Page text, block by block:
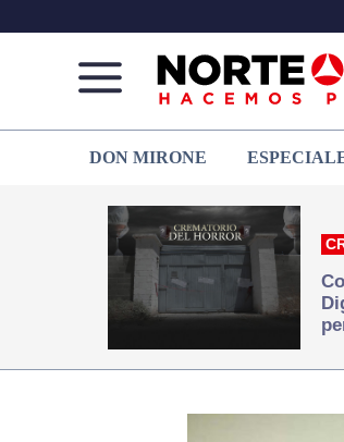
de
Juárez
que
hacemos periodismo
DON MIRONE